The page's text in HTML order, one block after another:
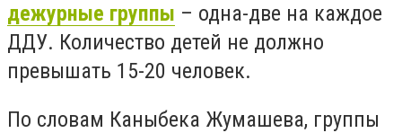
дежурные группы – одна-две на каждое
ДДУ. Количество детей не должно
превышать 15-20 человек.
По словам Каныбека Жумашева, группы